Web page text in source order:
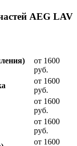
AEG LAV
от 1600
руб.
от 1600
руб.
от 1600
руб.
от 1600
руб.
от 1600